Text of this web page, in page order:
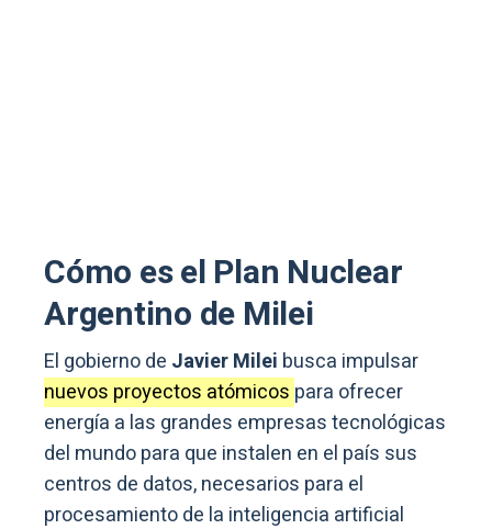
Cómo es el Plan Nuclear
Argentino de Milei
El gobierno de Javier Milei busca impulsar
nuevos proyectos atómicos para ofrecer
energía a las grandes empresas tecnológicas
del mundo para que instalen en el país sus
centros de datos, necesarios para el
procesamiento de la inteligencia artificial